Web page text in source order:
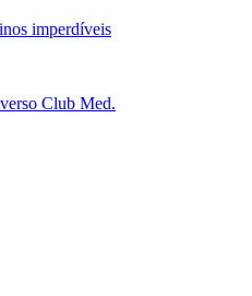
imperdíveis
Club Med.